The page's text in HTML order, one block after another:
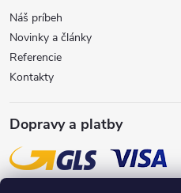
Náš príbeh
Novinky a články
Referencie
Kontakty
Dopravy a platby